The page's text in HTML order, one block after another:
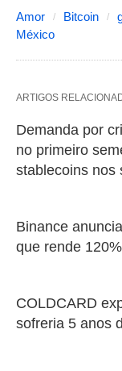
Amor Bitcoin
México
ARTIGOS
Demanda por
no primeiro
stablecoins nos
Binance
que rende
COLDCARD
sofreria 5 anos